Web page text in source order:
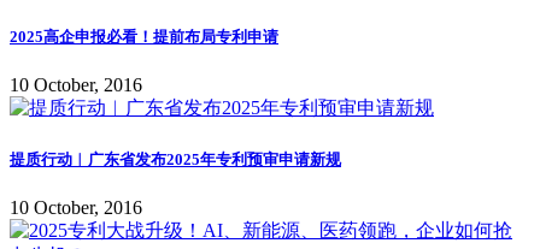
2025高企申报必看！提前布局专利申请
10 October, 2016
提质行动︱广东省发布2025年专利预审申请新规
10 October, 2016